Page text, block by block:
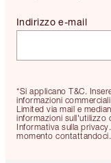
*Si applicano T&C.
informazioni
Limited via mail e
informazioni sull'utilizzo
Informativa sulla
momento contattandoci.
Indirizzo e-mail